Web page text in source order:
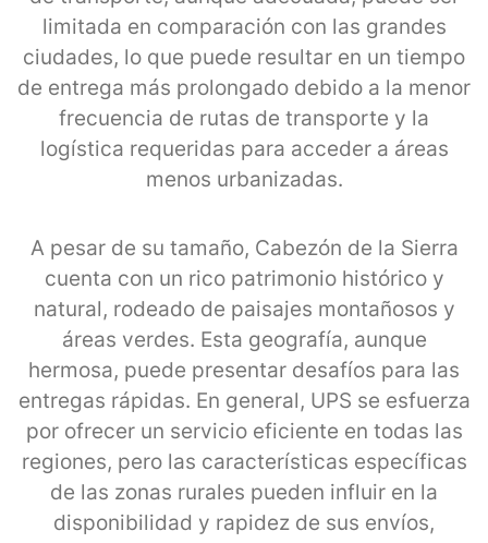
limitada en comparación con las grandes
ciudades, lo que puede resultar en un tiempo
de entrega más prolongado debido a la menor
frecuencia de rutas de transporte y la
logística requeridas para acceder a áreas
menos urbanizadas.
A pesar de su tamaño, Cabezón de la Sierra
cuenta con un rico patrimonio histórico y
natural, rodeado de paisajes montañosos y
áreas verdes. Esta geografía, aunque
hermosa, puede presentar desafíos para las
entregas rápidas. En general, UPS se esfuerza
por ofrecer un servicio eficiente en todas las
regiones, pero las características específicas
de las zonas rurales pueden influir en la
disponibilidad y rapidez de sus envíos,